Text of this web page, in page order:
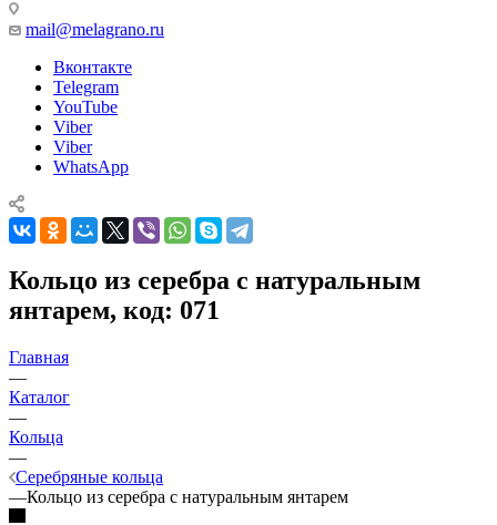
mail@melagrano.ru
Вконтакте
Telegram
YouTube
Viber
Viber
WhatsApp
Кольцо из серебра с натуральным
янтарем, код: 071
Главная
—
Каталог
—
Кольца
—
Серебряные кольца
—Кольцо из серебра с натуральным янтарем